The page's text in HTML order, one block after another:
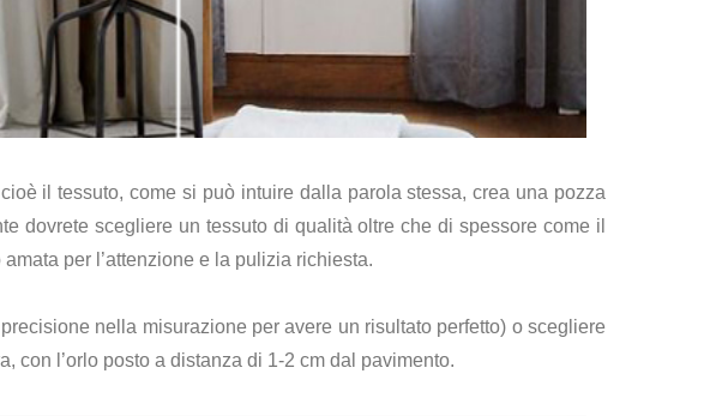
il tessuto, come si può intuire dalla parola stessa, crea una pozza
dovrete scegliere un tessuto di qualità oltre che di spessore come il
per l’attenzione e la pulizia richiesta.
nella misurazione per avere un risultato perfetto) o scegliere
con l’orlo posto a distanza di 1-2 cm dal pavimento.